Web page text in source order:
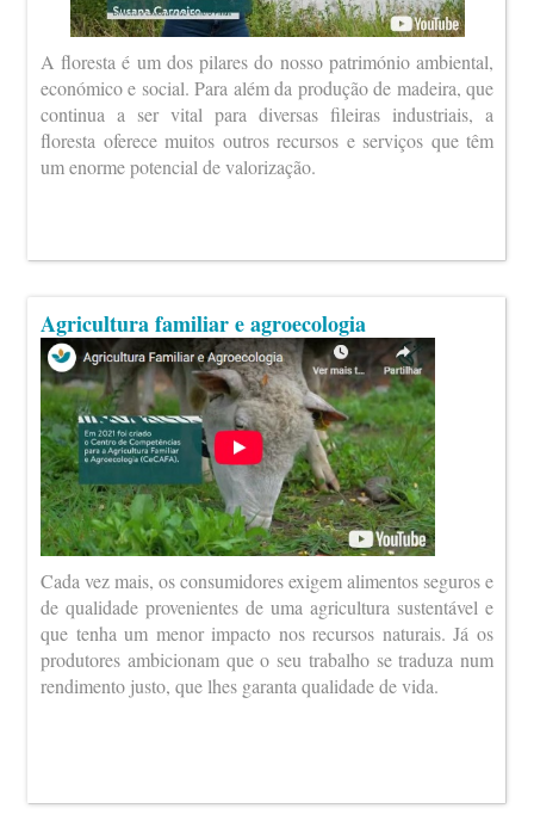
A floresta é um dos pilares do nosso património ambiental,
económico e social. Para além da produção de madeira, que
continua a ser vital para diversas fileiras industriais, a
floresta oferece muitos outros recursos e serviços que têm
um enorme potencial de valorização.
Agricultura familiar e agroecologia
Cada vez mais, os consumidores exigem alimentos seguros e
de qualidade provenientes de uma agricultura sustentável e
que tenha um menor impacto nos recursos naturais. Já os
produtores ambicionam que o seu trabalho se traduza num
rendimento justo, que lhes garanta qualidade de vida.